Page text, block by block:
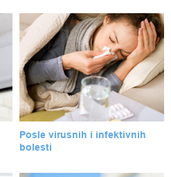
Posle virusnih i infektivnih
bolesti